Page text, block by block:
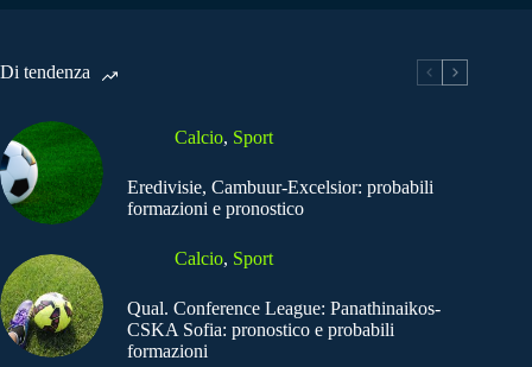
Di tendenza
Calcio, Sport
Eredivisie, Cambuur-Excelsior: probabili
formazioni e pronostico
Calcio, Sport
Qual. Conference League: Panathinaikos-
CSKA Sofia: pronostico e probabili
formazioni